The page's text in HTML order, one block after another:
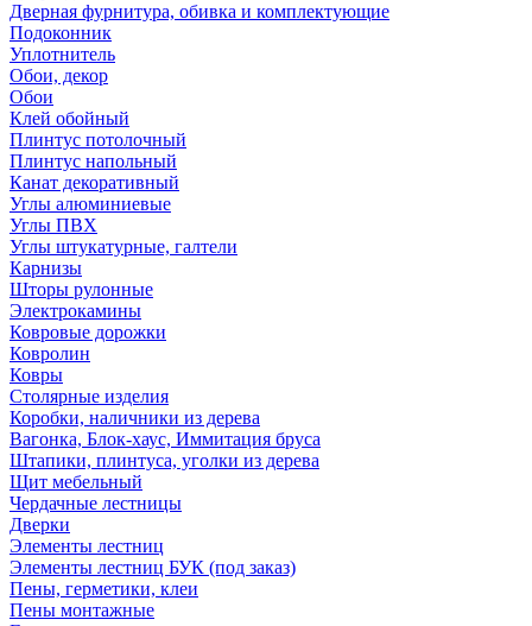
Дверная фурнитура, обивка и комплектующие
Подоконник
Уплотнитель
Обои, декор
Обои
Клей обойный
Плинтус потолочный
Плинтус напольный
Канат декоративный
Углы алюминиевые
Углы ПВХ
Углы штукатурные, галтели
Карнизы
Шторы рулонные
Электрокамины
Ковровые дорожки
Ковролин
Ковры
Столярные изделия
Коробки, наличники из дерева
Вагонка, Блок-хаус, Иммитация бруса
Штапики, плинтуса, уголки из дерева
Щит мебельный
Чердачные лестницы
Дверки
Элементы лестниц
Элементы лестниц БУК (под заказ)
Пены, герметики, клеи
Пены монтажные